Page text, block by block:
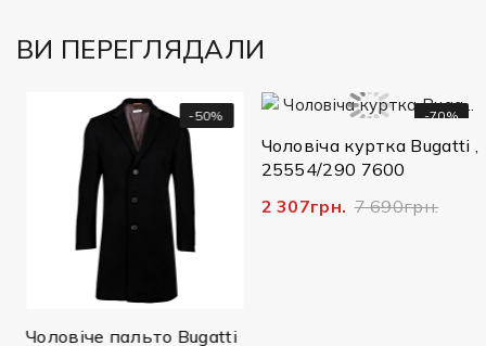
ВИ ПЕРЕГЛЯДАЛИ
-50%
Чоловіче пальто Bugatti
-70%
Чоловіча куртка Bugatti ,
25554/290 7600
2 307грн.
7 690грн.